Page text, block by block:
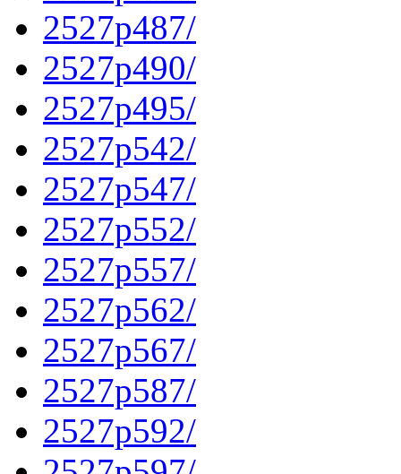
2527p487/
2527p490/
2527p495/
2527p542/
2527p547/
2527p552/
2527p557/
2527p562/
2527p567/
2527p587/
2527p592/